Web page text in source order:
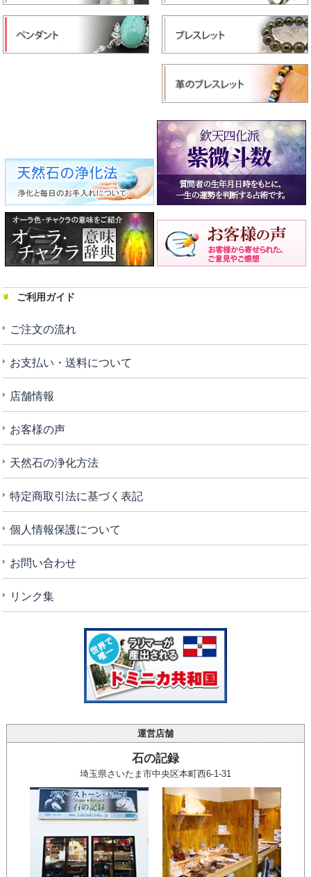
ご利用ガイド
ご注文の流れ
お支払い・送料について
店舗情報
お客様の声
天然石の浄化方法
特定商取引法に基づく表記
個人情報保護について
お問い合わせ
リンク集
運営店舗
石の記録
埼玉県さいたま市中央区本町西6-1-31